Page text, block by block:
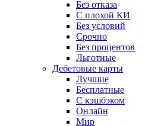
Без отказа
С плохой КИ
Без условий
Срочно
Без процентов
Льготные
Дебетовые карты
Лучшие
Бесплатные
С кэшбэком
Онлайн
Мир